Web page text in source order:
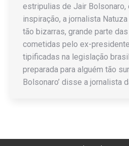
estripulias de Jair Bolsonaro,
inspiração, a jornalista
tão bizarras, grande parte
cometidas pelo ex-
tipificadas na legislação
preparada para alguém tão
Bolsonaro’ disse a jornalista